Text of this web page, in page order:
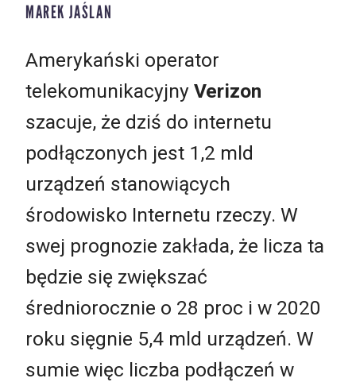
MAREK JAŚLAN
Amerykański operator
telekomunikacyjny Verizon
szacuje, że dziś do internetu
podłączonych jest 1,2 mld
urządzeń stanowiących
środowisko Internetu rzeczy. W
swej prognozie zakłada, że licza ta
będzie się zwiększać
średniorocznie o 28 proc i w 2020
roku sięgnie 5,4 mld urządzeń. W
sumie więc liczba podłączeń w